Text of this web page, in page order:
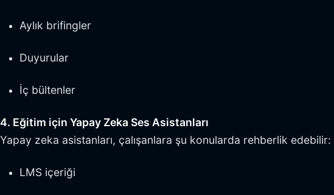
Aylık brifingler
Duyurular
İç bültenler
4. Eğitim için Yapay Zeka Ses Asistanları
Yapay zeka asistanları, çalışanlara şu konularda rehberlik edebilir:
LMS içeriği